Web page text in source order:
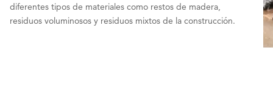
diferentes tipos de materiales como restos de madera,
residuos voluminosos y residuos mixtos de la construcción.